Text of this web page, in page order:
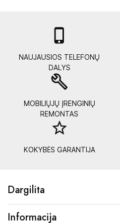

NAUJAUSIOS TELEFONŲ
DALYS
build
MOBILIŲJŲ ĮRENGINIŲ
REMONTAS
star_border
KOKYBĖS GARANTIJA
Dargilita
Informacija